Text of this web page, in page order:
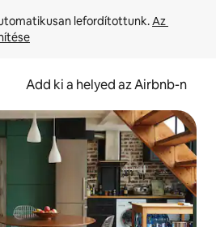
lefordítottunk. Az
Add ki a helyed az Airbnb-n